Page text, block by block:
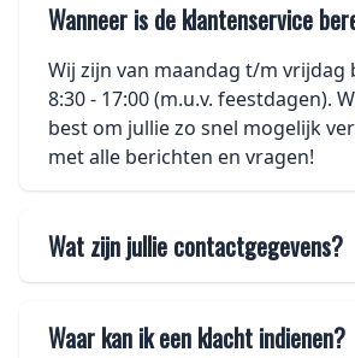
Wanneer is de klantenservice
Wij zijn van maandag t/m vrijdag
8:30 - 17:00 (m.u.v. feestdagen).
best om jullie zo snel mogelijk
met alle berichten en vragen!
Wat zijn jullie contactgegevens?
Waar kan ik een klacht indienen?